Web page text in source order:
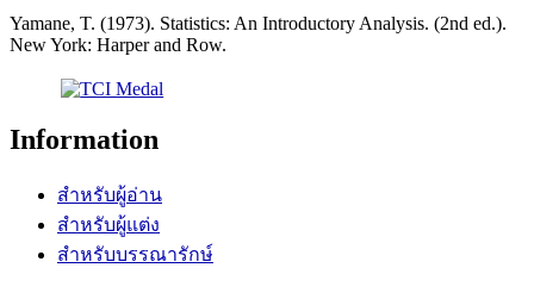
Yamane, T. (1973). Statistics: An Introductory Analysis. (2nd ed.).
New York: Harper and Row.
Information
สำหรับผู้อ่าน
สำหรับผู้แต่ง
สำหรับบรรณารักษ์